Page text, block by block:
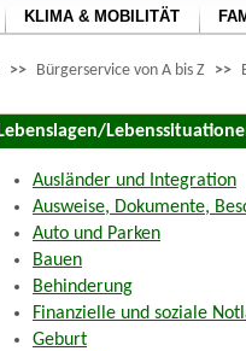
KLIMA & MOBILITÄT
>> Bürgerservice von A bis Z >>
Lebenslagen/
Ausländer und Integration
Ausweise, Dokumente,
Auto und Parken
Bauen
Behinderung
Finanzielle und soziale
Geburt